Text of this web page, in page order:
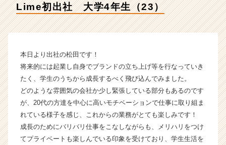
チ
ャ
成
企
業
か
ら
カ
ウ
ト
が
Lime初出社 大学4年生（23）
本日より出社の松田です！
将来的には起業し自身でブランドの立ち上げ等を行なっていき
たく、学生のうちから成長するべく飛び込んでみました。
どのような雰囲気の会社か少し緊張している部分もあるのです
が、20代の方達を中心に高いモチベーションで仕事に取り組ま
れている様子を感じ、これからの業務がとても楽しみです！
成長のためにバリバリ仕事をこなしながらも、メリハリをつけ
てプライベートも楽しんでいる印象を受けており、学生生活を